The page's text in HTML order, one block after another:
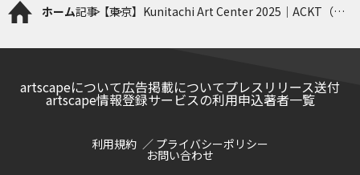
ホーム記事【東京】Kunitachi Art Center 2025｜ACKT（ア
artscapeについて広告掲載についてプレスリリース送付
artscape情報登録サービスの利用申込著者一覧
利用規約 プライバシーポリシー
お問い合わせ